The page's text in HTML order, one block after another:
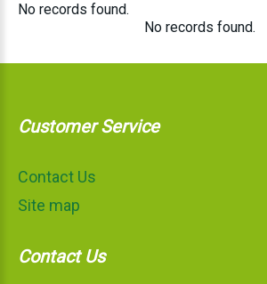
No records found.
No records found.
Customer Service
Contact Us
Site map
Contact Us